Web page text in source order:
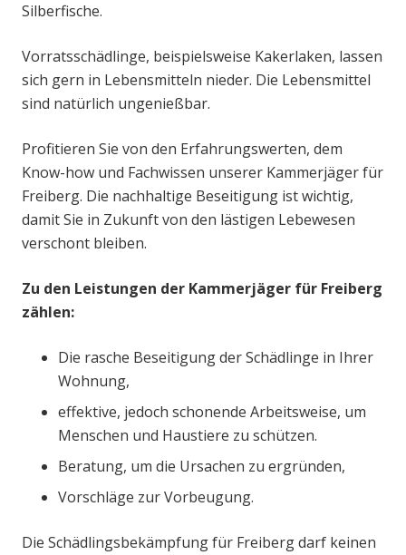
Silberfische.
Vorratsschädlinge, beispielsweise Kakerlaken, lassen
sich gern in Lebensmitteln nieder. Die Lebensmittel
sind natürlich ungenießbar.
Profitieren Sie von den Erfahrungswerten, dem
Know-how und Fachwissen unserer Kammerjäger für
Freiberg. Die nachhaltige Beseitigung ist wichtig,
damit Sie in Zukunft von den lästigen Lebewesen
verschont bleiben.
Zu den Leistungen der Kammerjäger für Freiberg
zählen:
Die rasche Beseitigung der Schädlinge in Ihrer
Wohnung,
effektive, jedoch schonende Arbeitsweise, um
Menschen und Haustiere zu schützen.
Beratung, um die Ursachen zu ergründen,
Vorschläge zur Vorbeugung.
Die Schädlingsbekämpfung für Freiberg darf keinen